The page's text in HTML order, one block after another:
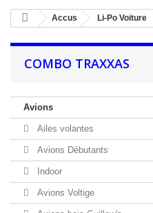
Accus Li-Po Voiture
COMBO TRAXXAS
Avions
Ailes volantes
Avions Débutants
Indoor
Avions Voltige